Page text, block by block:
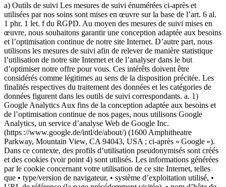
a) Outils de suivi Les mesures de suivi énumérées ci-après et
utilisées par nos soins sont mises en œuvre sur la base de l’art. 6 al.
1 phr. 1 let. f du RGPD. Au moyen des mesures de suivi mises en
œuvre, nous souhaitons garantir une conception adaptée aux besoins
et l’optimisation continue de notre site Internet. D’autre part, nous
utilisons les mesures de suivi afin de relever de manière statistique
l’utilisation de notre site Internet et de l’analyser dans le but
d’optimiser notre offre pour vous. Ces intérêts doivent être
considérés comme légitimes au sens de la disposition précitée. Les
finalités respectives du traitement des données et les catégories de
données figurent dans les outils de suivi correspondants. a. 1)
Google Analytics Aux fins de la conception adaptée aux besoins et
de l’optimisation continue de nos pages, nous utilisons Google
Analytics, un service d’analyse Web de Google Inc.
(https ://www.google.de/intl/de/about/) (1600 Amphitheatre
Parkway, Mountain View, CA 94043, USA ; ci-après « Google »).
Dans ce contexte, des profils d’utilisation pseudonymisés sont créés
et des cookies (voir point 4) sont utilisés. Les informations générées
par le cookie concernant votre utilisation de ce site Internet, telles
que • type/version de navigateur, • système d’exploitation utilisé, •